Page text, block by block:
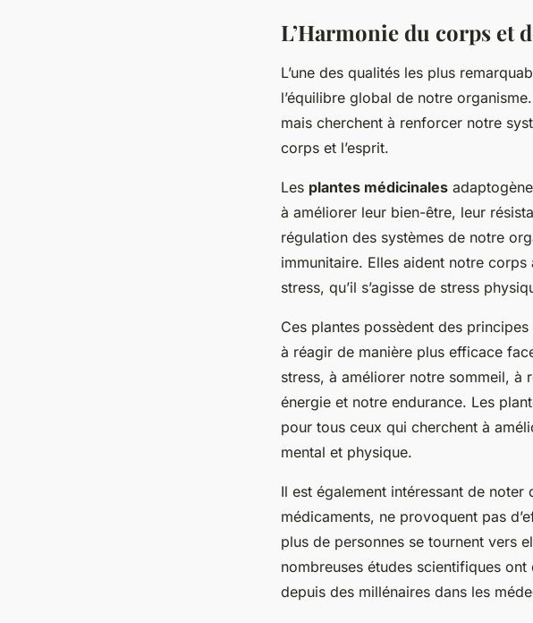
L’Harmonie du corps et
L’une des qualités les plus
l’équilibre global de notre
mais cherchent à renforcer notre
corps et l’esprit.
Les plantes médicinales
à améliorer leur bien-être, leur
régulation des systèmes de notre
immunitaire. Elles aident notre
stress, qu’il s’agisse de stress
Ces plantes possèdent des
à réagir de manière plus efficace
stress, à améliorer notre sommeil, à
énergie et notre endurance. Les
pour tous ceux qui cherchent à
mental et physique.
Il est également intéressant de
médicaments, ne provoquent pas
plus de personnes se tournent vers
nombreuses études scientifiques
depuis des millénaires dans les